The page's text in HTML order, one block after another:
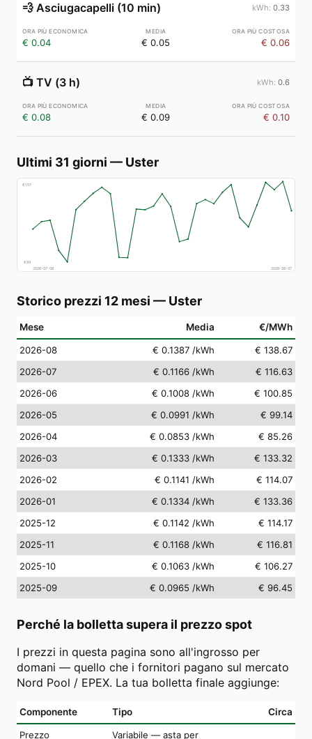
💨 Asciugacapelli (10 min) 0.33
€ 0.04 € 0.05 € 0.06
📺 TV (3 h) 0.6
€ 0.08 € 0.09 € 0.10
Ultimi 31 giorni — Uster
€157
€84
2026-07-08
2026-08-07
Storico prezzi 12 mesi — Uster
Mese Media €/MWh
2026-08 € 0.1387 /kWh
€ 138.67
2026-07
€ 0.1166 /kWh
€ 116.63
2026-06
€ 0.1008 /kWh
€ 100.85
2026-05
€ 0.0991 /kWh
€ 99.14
2026-04
€ 0.0853 /kWh
€ 85.26
2026-03
€ 0.1333 /kWh
€ 133.32
2026-02
€ 0.1141 /kWh
€ 114.07
2026-01
€ 0.1334 /kWh
€ 133.36
2025-12
€ 0.1142 /kWh
€ 114.17
2025-11
€ 0.1168 /kWh
€ 116.81
2025-10
€ 0.1063 /kWh
€ 106.27
2025-09
€ 0.0965 /kWh € 96.45
Perché la bolletta supera il prezzo spot
I prezzi in questa pagina sono all'ingrosso per
domani — quello che i fornitori pagano sul mercato
Nord Pool / EPEX. La tua bolletta finale aggiunge:
Componente Tipo Circa
Prezzo
Variabile — asta per